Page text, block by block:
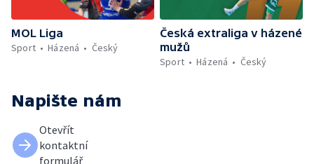
MOL Liga
Sport
Házená Český
Česká extraliga v házené
mužů
Sport
Házená Český
Napište nám
Otevřít
kontaktní
formulář